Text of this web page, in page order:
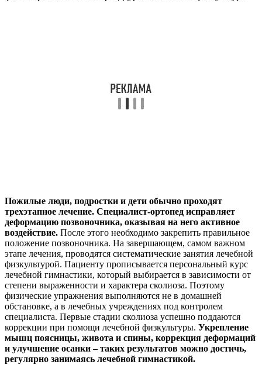
Пожилые люди, подростки и дети обычно проходят
трехэтапное лечение. Специалист-ортопед исправляет
деформацию позвоночника, оказывая на него активное
воздействие. После этого необходимо закрепить правильное
положение позвоночника. На завершающем, самом важном
этапе лечения, проводятся систематические занятия лечебной
физкультурой. Пациенту прописывается персональный курс
лечебной гимнастики, который выбирается в зависимости от
степени выраженности и характера сколиоза. Поэтому
физические упражнения выполняются не в домашней
обстановке, а в лечебных учреждениях под контролем
специалиста. Первые стадии сколиоза успешно поддаются
коррекции при помощи лечебной физкультуры. Укрепление
мышц поясницы, живота и спины, коррекция деформаций
и улучшение осанки – таких результатов можно достичь,
регулярно занимаясь лечебной гимнастикой.